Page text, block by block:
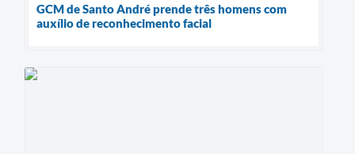
GCM de Santo André prende três homens com
auxílio de reconhecimento facial